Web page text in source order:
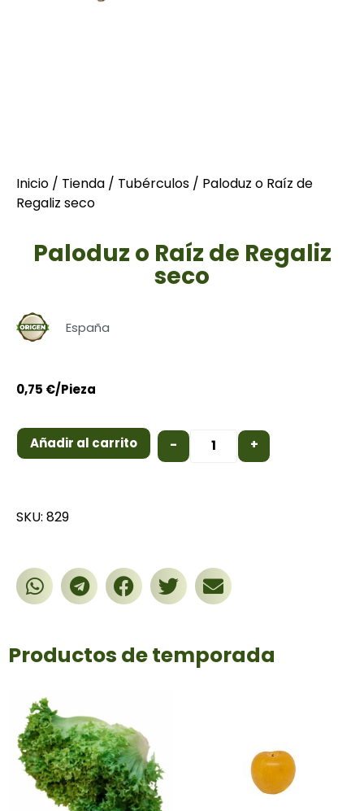
Inicio / Tienda / Tubérculos / Paloduz o Raíz de
Regaliz seco
Paloduz o Raíz de Regaliz
seco
España
0,75 €/Pieza
- +
Añadir al carrito
SKU: 829
Productos de temporada